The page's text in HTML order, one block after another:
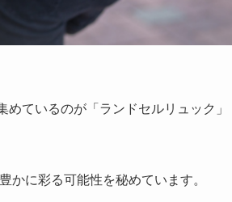
ているのが「ランドセルリュック」
かに彩る可能性を秘めています。